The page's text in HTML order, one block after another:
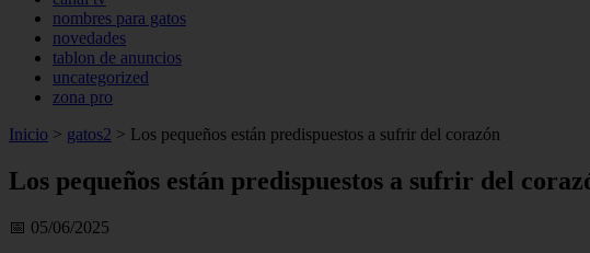
nombres para gatos
novedades
tablon de anuncios
uncategorized
zona pro
Inicio > gatos2 > Los pequeños están predispuestos a sufrir del corazón
Los pequeños están predispuestos a sufrir del
📅 05/06/2025